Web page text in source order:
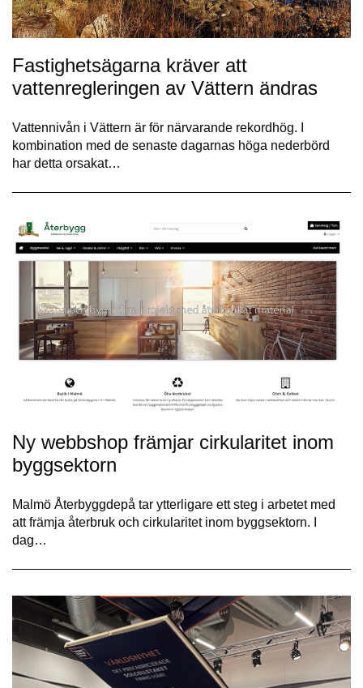
Fastighetsägarna kräver att
vattenregleringen av Vättern ändras
Vattennivån i Vättern är för närvarande rekordhög. I
kombination med de senaste dagarnas höga nederbörd
har detta orsakat…
Ny webbshop främjar cirkularitet inom
byggsektorn
Malmö Återbyggdepå tar ytterligare ett steg i arbetet med
att främja återbruk och cirkularitet inom byggsektorn. I
dag…